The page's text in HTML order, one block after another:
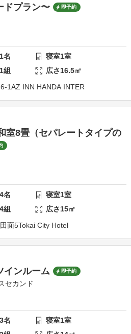
ドプラン〜
即予約
1名 寝室1室
1組 広さ16.5㎡
1AZ INN HANDA INTER
室8畳（セパレートタイプの
4名 寝室1室
4組 広さ15㎡
面5Tokai City Hotel
インルーム 即予約
セカンド
3名 寝室1室